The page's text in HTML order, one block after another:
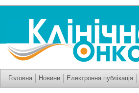
Головна Новини Електронна публікація